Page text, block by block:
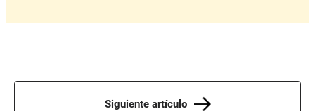
Siguiente artículo